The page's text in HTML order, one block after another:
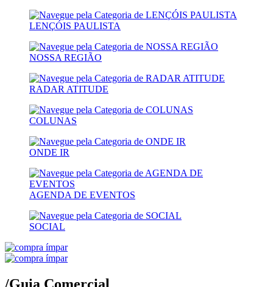
LENÇÓIS PAULISTA
NOSSA REGIÃO
RADAR ATITUDE
COLUNAS
ONDE IR
AGENDA DE EVENTOS
SOCIAL